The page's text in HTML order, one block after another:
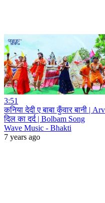
3:51
कनिया देदी ए बाबा कुँवार बानी |
दिल का दर्द | Bolbam Song
Wave Music - Bhakti
7 years ago